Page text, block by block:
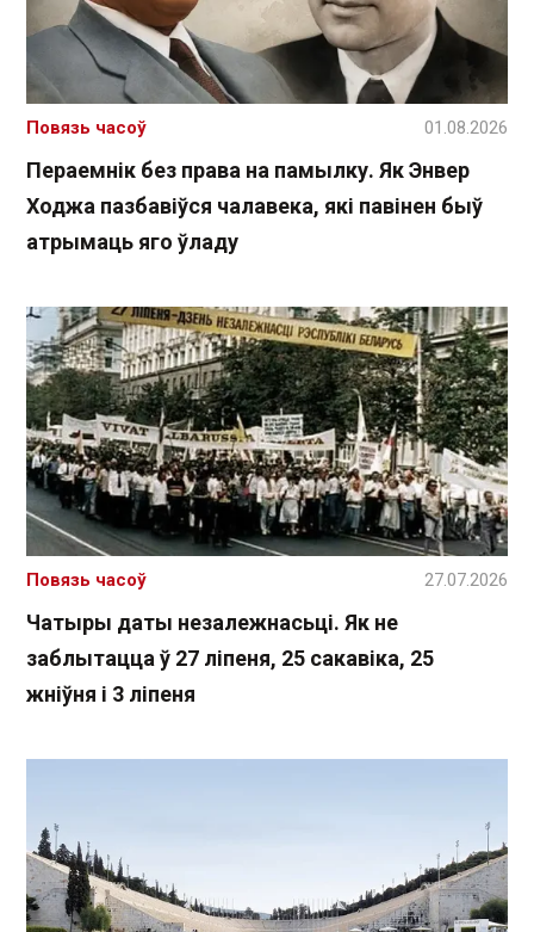
Пераемнік без права на памылку. Як Энвер
Ходжа пазбавіўся чалавека, які павінен быў
атрымаць яго ўладу
Повязь часоў 01.08.2026
Чатыры даты незалежнасьці. Як не
заблытацца ў 27 ліпеня, 25 сакавіка, 25
жніўня і 3 ліпеня
Повязь часоў 27.07.2026